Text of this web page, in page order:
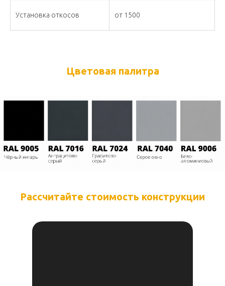
Установка откосов от 1500
Цветовая палитра
Рассчитайте стоимость конструкции